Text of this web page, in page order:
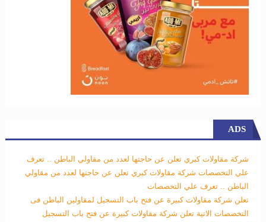
ADS
شركة مقاولات كبري تعلن عن حاجتها لعدد من مقاولي الباطن .. تعرف
علي التخصصات شركة مقاولات كبري تعلن عن حاجتها لعدد من مقاولي
الباطن .. تعرف علي التخصصات
تعلن شركة مقاولات كبيرة عن فتح باب التسجيل لمقاولين الباطن فى
التخصصات الاتية تعلن شركة مقاولات كبيرة عن فتح باب التسجيل